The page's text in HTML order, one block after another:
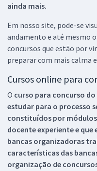
ainda mais.
Em nosso site, pode-se
andamento e até mesmo
concursos que estão por
preparar com mais calma
Cursos online para
O curso para concurso
estudar para o processo
constituídos por
docente experiente e
bancas organizadoras
características das
organização de